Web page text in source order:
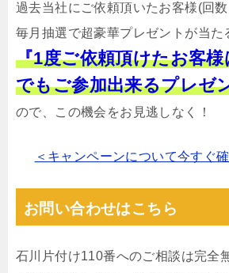
過去当社にご依頼頂いたお客様(回数
毎月抽選で超豪華プレゼントが当た
『1度ご依頼頂けたお客
でもご参加出来るプレゼ
ので、この機会をお見逃しなく！
＜キャンペーンについて今すぐ
お問い合わせはこちら
石川片付け110番へのご相談は完全